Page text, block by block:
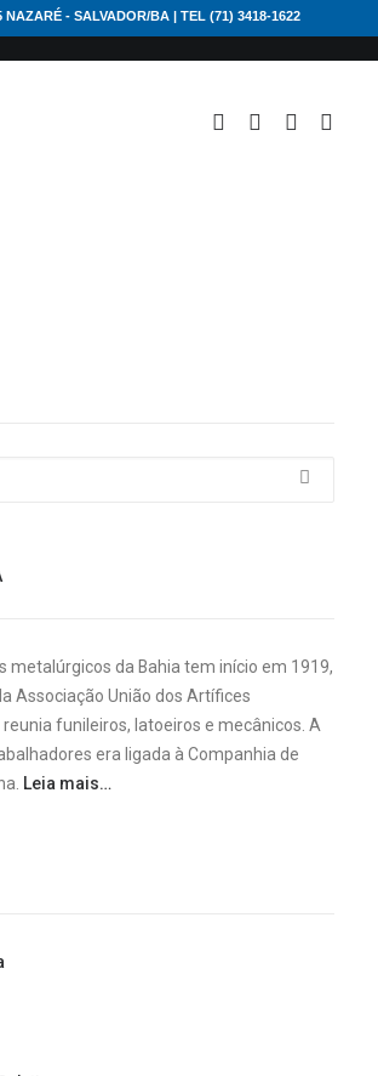
- SALVADOR/BA | TEL (71) 3418-1622
metalúrgicos da Bahia tem início em 1919,
Associação União dos Artífices
funileiros, latoeiros e mecânicos. A
era ligada à Companhia de
Leia mais…